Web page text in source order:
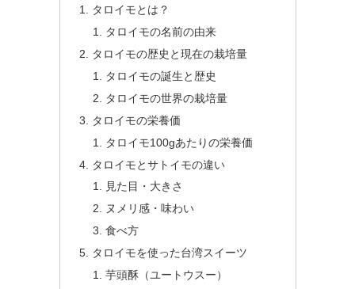
タロイモとは？
タロイモの名前の由来
タロイモの歴史と現在の栽培量
タロイモの誕生と歴史
タロイモの世界の栽培量
タロイモの栄養価
タロイモ100gあたりの栄養価
タロイモとサトイモの違い
見た目・大きさ
ヌメリ感・味わい
食べ方
タロイモを使った台湾スイーツ
芋頭酥（ユートウスー）